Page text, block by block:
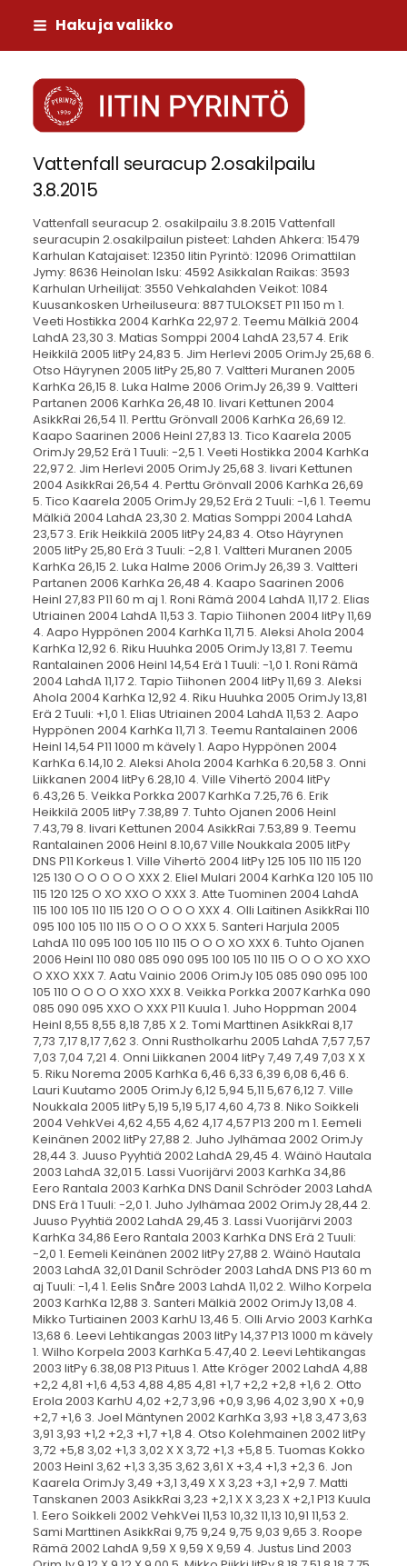
Siirry
sivun
sisältöön
Haku ja valikko
Iitin Pyrintö
Vattenfall seuracup 2.osakilpailu
3.8.2015
Vattenfall seuracup 2. osakilpailu 3.8.2015 Vattenfall seuracupin 2.osakilpailun pisteet: Lahden Ahkera: 15479 Karhulan Katajaiset: 12350 Iitin Pyrintö: 12096 Orimattilan Jymy: 8636 Heinolan Isku: 4592 Asikkalan Raikas: 3593 Karhulan Urheilijat: 3550 Vehkalahden Veikot: 1084 Kuusankosken Urheiluseura: 887 TULOKSET P11 150 m 1. Veeti Hostikka 2004 KarhKa 22,97 2. Teemu Mälkiä 2004 LahdA 23,30 3. Matias Somppi 2004 LahdA 23,57 4. Erik Heikkilä 2005 IitPy 24,83 5. Jim Herlevi 2005 OrimJy 25,68 6. Otso Häyrynen 2005 IitPy 25,80 7. Valtteri Muranen 2005 KarhKa 26,15 8. Luka Halme 2006 OrimJy 26,39 9. Valtteri Partanen 2006 KarhKa 26,48 10. Iivari Kettunen 2004 AsikkRai 26,54 11. Perttu Grönvall 2006 KarhKa 26,69 12. Kaapo Saarinen 2006 HeinI 27,83 13. Tico Kaarela 2005 OrimJy 29,52 Erä 1 Tuuli: -2,5 1. Veeti Hostikka 2004 KarhKa 22,97 2. Jim Herlevi 2005 OrimJy 25,68 3. Iivari Kettunen 2004 AsikkRai 26,54 4. Perttu Grönvall 2006 KarhKa 26,69 5. Tico Kaarela 2005 OrimJy 29,52 Erä 2 Tuuli: -1,6 1. Teemu Mälkiä 2004 LahdA 23,30 2. Matias Somppi 2004 LahdA 23,57 3. Erik Heikkilä 2005 IitPy 24,83 4. Otso Häyrynen 2005 IitPy 25,80 Erä 3 Tuuli: -2,8 1. Valtteri Muranen 2005 KarhKa 26,15 2. Luka Halme 2006 OrimJy 26,39 3. Valtteri Partanen 2006 KarhKa 26,48 4. Kaapo Saarinen 2006 HeinI 27,83 P11 60 m aj 1. Roni Rämä 2004 LahdA 11,17 2. Elias Utriainen 2004 LahdA 11,53 3. Tapio Tiihonen 2004 IitPy 11,69 4. Aapo Hyppönen 2004 KarhKa 11,71 5. Aleksi Ahola 2004 KarhKa 12,92 6. Riku Huuhka 2005 OrimJy 13,81 7. Teemu Rantalainen 2006 HeinI 14,54 Erä 1 Tuuli: -1,0 1. Roni Rämä 2004 LahdA 11,17 2. Tapio Tiihonen 2004 IitPy 11,69 3. Aleksi Ahola 2004 KarhKa 12,92 4. Riku Huuhka 2005 OrimJy 13,81 Erä 2 Tuuli: +1,0 1. Elias Utriainen 2004 LahdA 11,53 2. Aapo Hyppönen 2004 KarhKa 11,71 3. Teemu Rantalainen 2006 HeinI 14,54 P11 1000 m kävely 1. Aapo Hyppönen 2004 KarhKa 6.14,10 2. Aleksi Ahola 2004 KarhKa 6.20,58 3. Onni Liikkanen 2004 IitPy 6.28,10 4. Ville Vihertö 2004 IitPy 6.43,26 5. Veikka Porkka 2007 KarhKa 7.25,76 6. Erik Heikkilä 2005 IitPy 7.38,89 7. Tuhto Ojanen 2006 HeinI 7.43,79 8. Iivari Kettunen 2004 AsikkRai 7.53,89 9. Teemu Rantalainen 2006 HeinI 8.10,67 Ville Noukkala 2005 IitPy DNS P11 Korkeus 1. Ville Vihertö 2004 IitPy 125 105 110 115 120 125 130 O O O O O XXX 2. Eliel Mulari 2004 KarhKa 120 105 110 115 120 125 O XO XXO O XXX 3. Atte Tuominen 2004 LahdA 115 100 105 110 115 120 O O O O XXX 4. Olli Laitinen AsikkRai 110 095 100 105 110 115 O O O O XXX 5. Santeri Harjula 2005 LahdA 110 095 100 105 110 115 O O O XO XXX 6. Tuhto Ojanen 2006 HeinI 110 080 085 090 095 100 105 110 115 O O O XO XXO O XXO XXX 7. Aatu Vainio 2006 OrimJy 105 085 090 095 100 105 110 O O O O XXO XXX 8. Veikka Porkka 2007 KarhKa 090 085 090 095 XXO O XXX P11 Kuula 1. Juho Hoppman 2004 HeinI 8,55 8,55 8,18 7,85 X 2. Tomi Marttinen AsikkRai 8,17 7,73 7,17 8,17 7,62 3. Onni Rustholkarhu 2005 LahdA 7,57 7,57 7,03 7,04 7,21 4. Onni Liikkanen 2004 IitPy 7,49 7,49 7,03 X X 5. Riku Norema 2005 KarhKa 6,46 6,33 6,39 6,08 6,46 6. Lauri Kuutamo 2005 OrimJy 6,12 5,94 5,11 5,67 6,12 7. Ville Noukkala 2005 IitPy 5,19 5,19 5,17 4,60 4,73 8. Niko Soikkeli 2004 VehkVei 4,62 4,55 4,62 4,17 4,57 P13 200 m 1. Eemeli Keinänen 2002 IitPy 27,88 2. Juho Jylhämaa 2002 OrimJy 28,44 3. Juuso Pyyhtiä 2002 LahdA 29,45 4. Wäinö Hautala 2003 LahdA 32,01 5. Lassi Vuorijärvi 2003 KarhKa 34,86 Eero Rantala 2003 KarhKa DNS Danil Schröder 2003 LahdA DNS Erä 1 Tuuli: -2,0 1. Juho Jylhämaa 2002 OrimJy 28,44 2. Juuso Pyyhtiä 2002 LahdA 29,45 3. Lassi Vuorijärvi 2003 KarhKa 34,86 Eero Rantala 2003 KarhKa DNS Erä 2 Tuuli: -2,0 1. Eemeli Keinänen 2002 IitPy 27,88 2. Wäinö Hautala 2003 LahdA 32,01 Danil Schröder 2003 LahdA DNS P13 60 m aj Tuuli: -1,4 1. Eelis Snåre 2003 LahdA 11,02 2. Wilho Korpela 2003 KarhKa 12,88 3. Santeri Mälkiä 2002 OrimJy 13,08 4. Mikko Turtiainen 2003 KarhU 13,46 5. Olli Arvio 2003 KarhKa 13,68 6. Leevi Lehtikangas 2003 IitPy 14,37 P13 1000 m kävely 1. Wilho Korpela 2003 KarhKa 5.47,40 2. Leevi Lehtikangas 2003 IitPy 6.38,08 P13 Pituus 1. Atte Kröger 2002 LahdA 4,88 +2,2 4,81 +1,6 4,53 4,88 4,85 4,81 +1,7 +2,2 +2,8 +1,6 2. Otto Erola 2003 KarhU 4,02 +2,7 3,96 +0,9 3,96 4,02 3,90 X +0,9 +2,7 +1,6 3. Joel Mäntynen 2002 KarhKa 3,93 +1,8 3,47 3,63 3,91 3,93 +1,2 +2,3 +1,7 +1,8 4. Otso Kolehmainen 2002 IitPy 3,72 +5,8 3,02 +1,3 3,02 X X 3,72 +1,3 +5,8 5. Tuomas Kokko 2003 HeinI 3,62 +1,3 3,35 3,62 3,61 X +3,4 +1,3 +2,3 6. Jon Kaarela OrimJy 3,49 +3,1 3,49 X X 3,23 +3,1 +2,9 7. Matti Tanskanen 2003 AsikkRai 3,23 +2,1 X X 3,23 X +2,1 P13 Kuula 1. Eero Soikkeli 2002 VehkVei 11,53 10,32 11,13 10,91 11,53 2. Sami Marttinen AsikkRai 9,75 9,24 9,75 9,03 9,65 3. Roope Rämä 2002 LahdA 9,59 X 9,59 X 9,59 4. Justus Lind 2003 OrimJy 9,12